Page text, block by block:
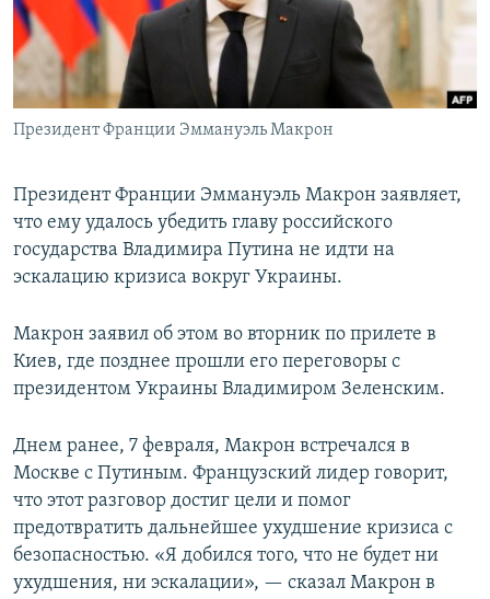
Президент Франции Эммануэль Макрон
Президент Франции Эммануэль Макрон заявляет,
что ему удалось убедить главу российского
государства Владимира Путина не идти на
эскалацию кризиса вокруг Украины.
Макрон заявил об этом во вторник по прилете в
Киев, где позднее прошли его переговоры с
президентом Украины Владимиром Зеленским.
Днем ранее, 7 февраля, Макрон встречался в
Москве с Путиным. Французский лидер говорит,
что этот разговор достиг цели и помог
предотвратить дальнейшее ухудшение кризиса с
безопасностью. «Я добился того, что не будет ни
ухудшения, ни эскалации», — сказал Макрон в